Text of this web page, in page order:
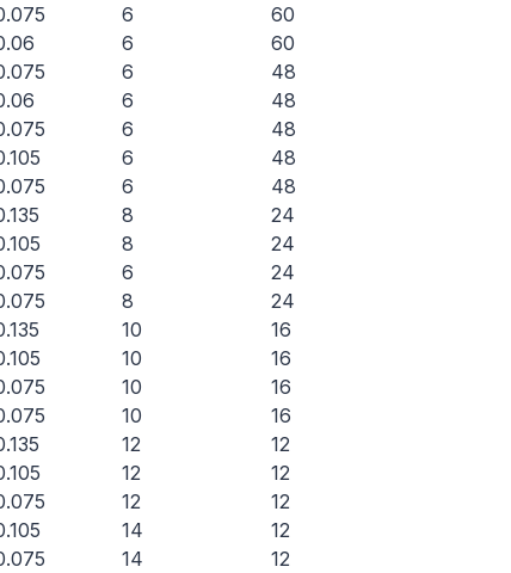
6 60
6 60
6 48
6 48
6 48
6 48
6 48
8 24
8 24
6 24
8 24
10 16
10 16
10 16
10 16
12 12
12 12
12 12
14 12
14 12